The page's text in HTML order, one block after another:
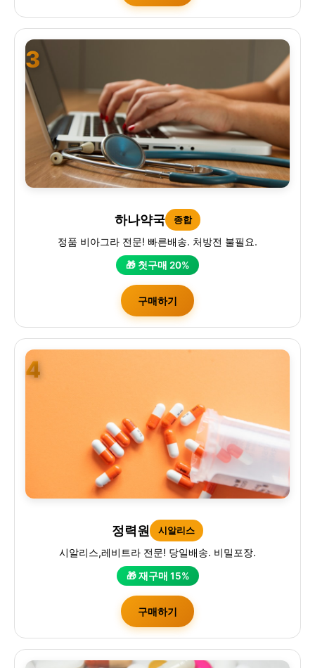
3
하나약국 종합
정품 비아그라 전문! 빠른배송. 처방전 불필요.
🎁 첫구매 20%
구매하기
4
정력원 시알리스
시알리스,레비트라 전문! 당일배송. 비밀포장.
🎁 재구매 15%
구매하기